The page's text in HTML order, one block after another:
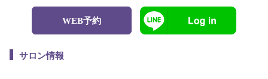
WEB予約
サロン情報